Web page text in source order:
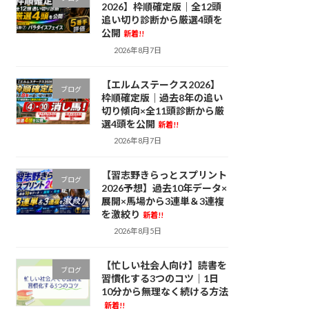
2026】枠順確定版｜全12頭
追い切り診断から厳選4頭を
公開 新着!!
2026年8月7日
ブログ
【エルムステークス2026】
枠順確定版｜過去8年の追い
切り傾向×全11頭診断から厳
選4頭を公開 新着!!
2026年8月7日
ブログ
【習志野きらっとスプリント
2026予想】過去10年データ×
展開×馬場から3連単＆3連複
を激絞り 新着!!
2026年8月5日
ブログ
【忙しい社会人向け】読書を
習慣化する3つのコツ｜1日
10分から無理なく続ける方法
新着!!